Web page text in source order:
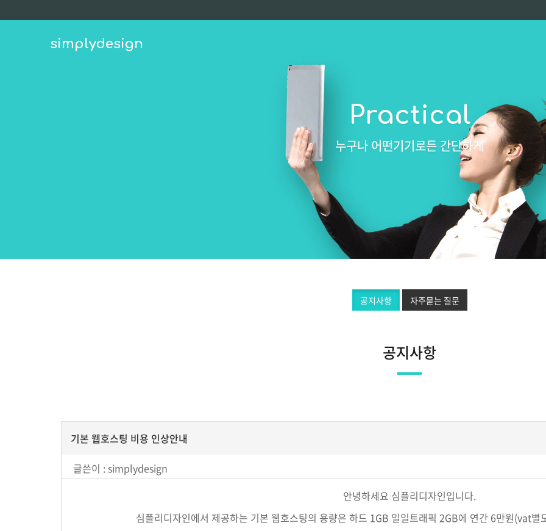
simplydesign
Practical
누구나 어떤기기로든 간단하게
공지사항 자주묻는 질문
공지사항
기본 웹호스팅 비용 인상안내
글쓴이 :simplydesign
안녕하세요 심플리디자인입니다.
심플리디자인에서 제공하는 기본 웹호스팅의 용량은 하드 1GB 일일트래픽 2GB에 연간 6만원(vat별